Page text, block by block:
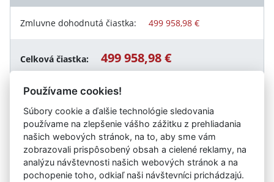
Zmluvne dohodnutá čiastka: 499 958,98 €
Celková čiastka: 499 958,98 €
Návrat späť
Vystavil:Obec Bašovce
Používame cookies!
Súbory cookie a ďalšie technológie sledovania
používame na zlepšenie vášho zážitku z prehliadania
našich webových stránok, na to, aby sme vám
zobrazovali prispôsobený obsah a cielené reklamy, na
analýzu návštevnosti našich webových stránok a na
pochopenie toho, odkiaľ naši návštevníci prichádzajú.